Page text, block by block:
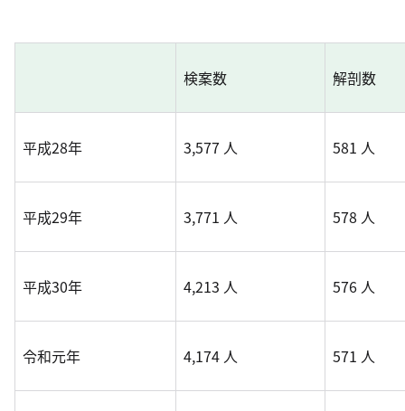
検案数 解剖数
平成28年 3,577 人 581 人
平成29年 3,771 人 578 人
平成30年 4,213 人 576 人
令和元年 4,174 人 571 人